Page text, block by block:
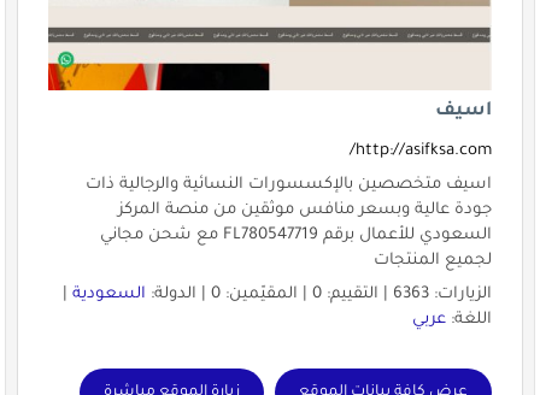
اسيف
http://asifksa.com/
اسيف متخصصين بالإكسسورات النسائية والرجالية ذات
جودة عالية وبسعر منافس موثقين من منصة المركز
السعودي للأعمال برقم FL780547719 مع شحن مجاني
لجميع المنتجات
الزيارات: 6363 | التقييم: 0 | المقيّمين: 0 | الدولة:
السعودية|
اللغة: عربي